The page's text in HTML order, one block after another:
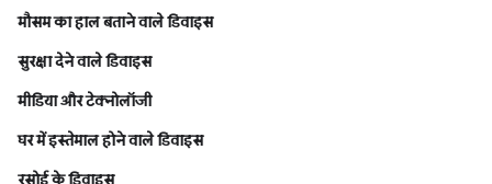
मौसम का हाल बताने वाले डिवाइस
सुरक्षा देने वाले डिवाइस
मीडिया और टेक्नोलॉजी
घर में इस्तेमाल होने वाले डिवाइस
रसोई के डिवाइस